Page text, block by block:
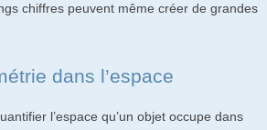
chiffres peuvent même créer de grandes
dans l’espace
l’espace qu’un objet occupe dans